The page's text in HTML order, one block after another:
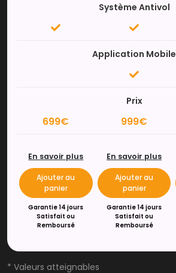
Système Antivol
Application Mobile
Prix
699€ 999€
En savoir plus
Ajouter au
panier
Garantie 14 jours
Satisfait ou
Remboursé
En savoir plus
Ajouter au
panier
Garantie 14 jours
Satisfait ou
Remboursé
* Valeurs atteignables